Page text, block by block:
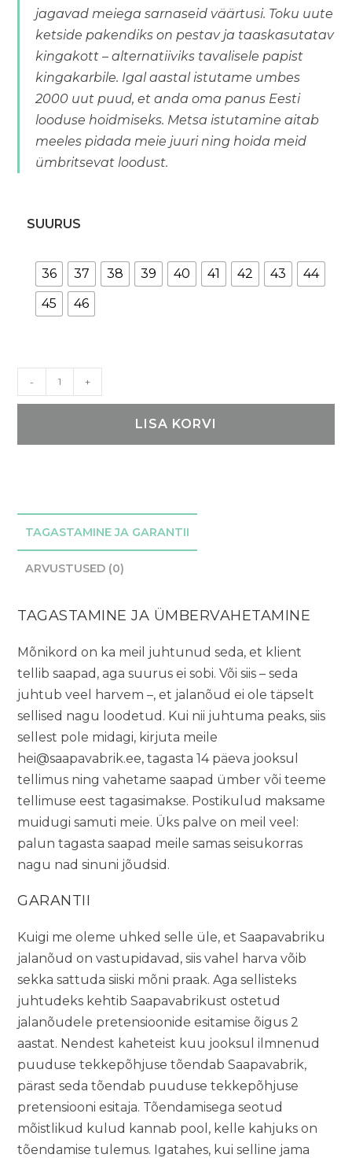
jagavad meiega sarnaseid väärtusi. Toku uute
ketside pakendiks on pestav ja taaskasutatav
kingakott – alternatiiviks tavalisele papist
kingakarbile. Igal aastal istutame umbes
2000 uut puud, et anda oma panus Eesti
looduse hoidmiseks. Metsa istutamine aitab
meeles pidada meie juuri ning hoida meid
ümbritsevat loodust.
SUURUS
36 37 38 39 40 41 42 43
44
45
46
-
kogus
- +
LISA KORVI
TAGASTAMINE JA GARANTII
ARVUSTUSED (0)
TAGASTAMINE JA ÜMBERVAHETAMINE
Mõnikord on ka meil juhtunud seda, et klient
tellib saapad, aga suurus ei sobi. Või siis – seda
juhtub veel harvem –, et jalanõud ei ole täpselt
sellised nagu loodetud. Kui nii juhtuma peaks, siis
sellest pole midagi, kirjuta meile
hei@saapavabrik.ee, tagasta 14 päeva jooksul
tellimus ning vahetame saapad ümber või teeme
tellimuse eest tagasimakse. Postikulud maksame
muidugi samuti meie. Üks palve on meil veel:
palun tagasta saapad meile samas seisukorras
nagu nad sinuni jõudsid.
GARANTII
Kuigi me oleme uhked selle üle, et Saapavabriku
jalanõud on vastupidavad, siis vahel harva võib
sekka sattuda siiski mõni praak. Aga sellisteks
juhtudeks kehtib Saapavabrikust ostetud
jalanõudele pretensioonide esitamise õigus 2
aastat. Nendest kaheteist kuu jooksul ilmnenud
puuduse tekkepõhjuse tõendab Saapavabrik,
pärast seda tõendab puuduse tekkepõhjuse
pretensiooni esitaja. Tõendamisega seotud
mõistlikud kulud kannab pool, kelle kahjuks on
tõendamise tulemus. Igatahes, kui selline jama